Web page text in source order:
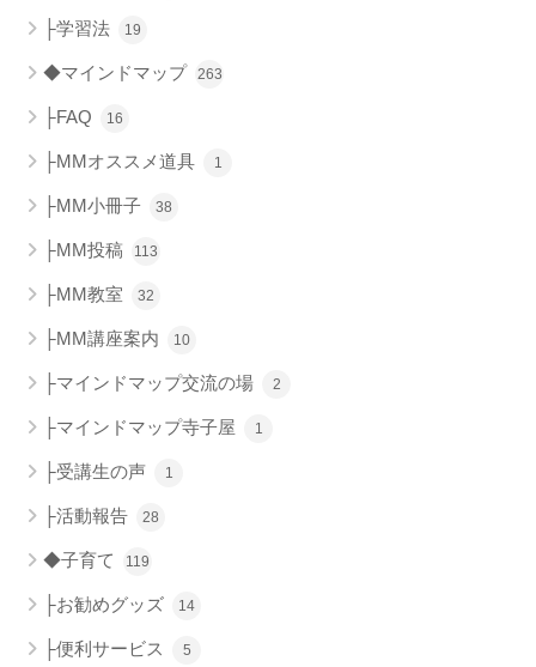
├学習法 19
◆マインドマップ 263
├FAQ 16
├MMオススメ道具 1
├MM小冊子 38
├MM投稿 113
├MM教室 32
├MM講座案内 10
├マインドマップ交流の場 2
├マインドマップ寺子屋 1
├受講生の声 1
├活動報告 28
◆子育て 119
├お勧めグッズ 14
├便利サービス 5